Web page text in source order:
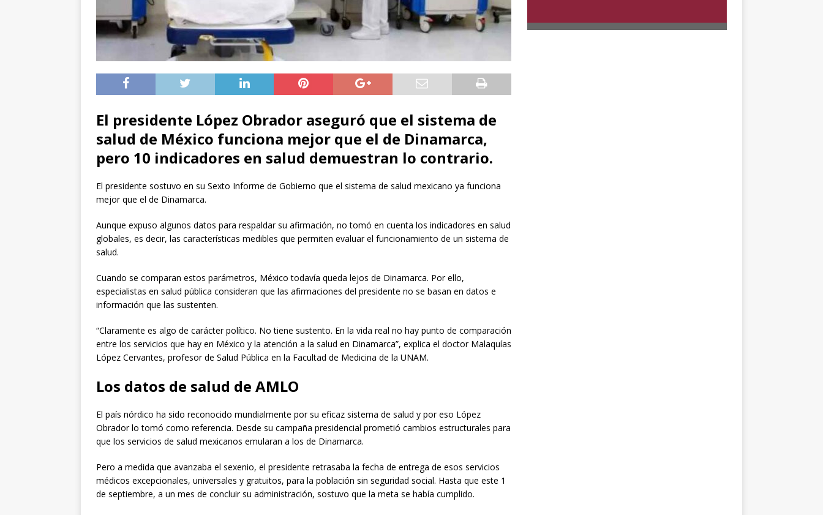
El presidente López Obrador aseguró que el sistema de
salud de México funciona mejor que el de Dinamarca,
pero 10 indicadores en salud demuestran lo contrario.
El presidente sostuvo en su Sexto Informe de Gobierno que el sistema de salud mexicano ya funciona
mejor que el de Dinamarca.
Aunque expuso algunos datos para respaldar su afirmación, no tomó en cuenta los indicadores en salud
globales, es decir, las características medibles que permiten evaluar el funcionamiento de un sistema de
salud.
Cuando se comparan estos parámetros, México todavía queda lejos de Dinamarca. Por ello,
especialistas en salud pública consideran que las afirmaciones del presidente no se basan en datos e
información que las sustenten.
“Claramente es algo de carácter político. No tiene sustento. En la vida real no hay punto de comparación
entre los servicios que hay en México y la atención a la salud en Dinamarca”, explica el doctor Malaquías
López Cervantes, profesor de Salud Pública en la Facultad de Medicina de la UNAM.
Los datos de salud de AMLO
El país nórdico ha sido reconocido mundialmente por su eficaz sistema de salud y por eso López
Obrador lo tomó como referencia. Desde su campaña presidencial prometió cambios estructurales para
que los servicios de salud mexicanos emularan a los de Dinamarca.
Pero a medida que avanzaba el sexenio, el presidente retrasaba la fecha de entrega de esos servicios
médicos excepcionales, universales y gratuitos, para la población sin seguridad social. Hasta que este 1
de septiembre, a un mes de concluir su administración, sostuvo que la meta se había cumplido.